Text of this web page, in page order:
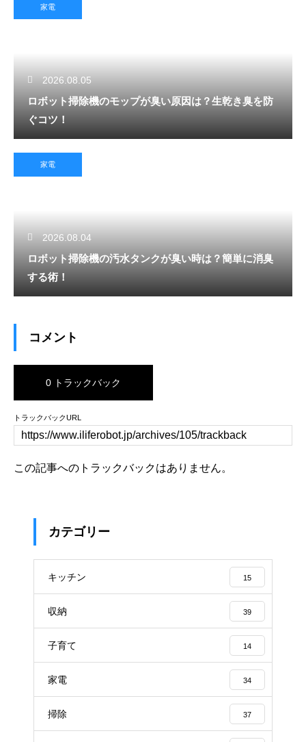
家電
2026.08.05
ロボット掃除機のモップが臭い原因は？生乾き臭を防
ぐコツ！
家電
2026.08.04
ロボット掃除機の汚水タンクが臭い時は？簡単に消臭
する術！
コメント
0 トラックバック
トラックバックURL
この記事へのトラックバックはありません。
カテゴリー
キッチン 15
収納 39
子育て 14
家電 34
掃除 37